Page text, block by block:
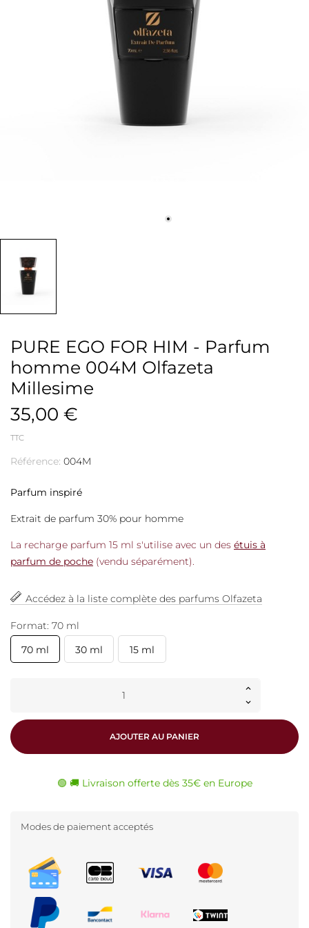
PURE EGO FOR HIM - Parfum
homme 004M Olfazeta
Millesime
35,00 €
TTC
Référence: 004M
Parfum inspiré
Extrait de parfum 30% pour homme
La recharge parfum 15 ml s'utilise avec un des étuis à
parfum de poche (vendu séparément).
Accédez à la liste complète des parfums Olfazeta
Format: 70 ml
70 ml
30 ml 15 ml
AJOUTER AU PANIER
🟢 🚚 Livraison offerte dès 35€ en Europe
Modes de paiement acceptés